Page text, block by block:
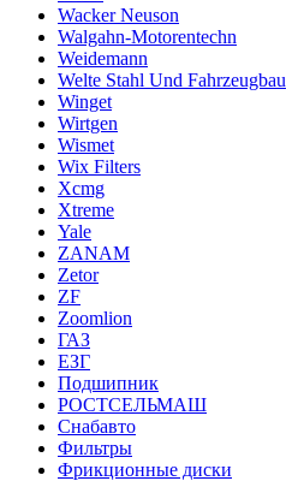
Wacker Neuson
Walgahn-Motorentechn
Weidemann
Welte Stahl Und Fahrzeugbau
Winget
Wirtgen
Wismet
Wix Filters
Xcmg
Xtreme
Yale
ZANAM
Zetor
ZF
Zoomlion
ГАЗ
ЕЗГ
Подшипник
РОСТСЕЛЬМАШ
Снабавто
Фильтры
Фрикционные диски